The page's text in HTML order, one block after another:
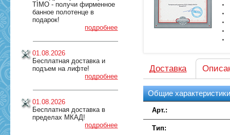
TIMO - получи фирменное
банное полотенце в
подарок!
подробнее
01.08.2026
Бесплатная доставка и
подъем на лифте!
подробнее
01.08.2026
Бесплатная доставка в
пределах МКАД!
подробнее
Доставка
Общие
Арт.:
Тип: